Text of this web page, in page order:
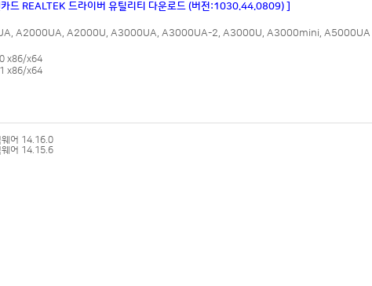
드 REALTEK 드라이버 유틸리티 다운로드 (버전:1030.44.0809) ]
A2000UA, A2000U, A3000UA, A3000UA-2, A3000U, A3000mini, A5000UA
x86/x64
x86/x64
어 14.16.0
어 14.15.6